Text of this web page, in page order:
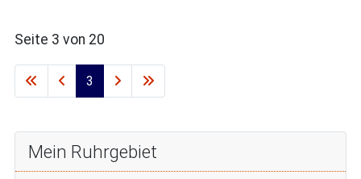
Seite 3 von 20
3
Mein Ruhrgebiet